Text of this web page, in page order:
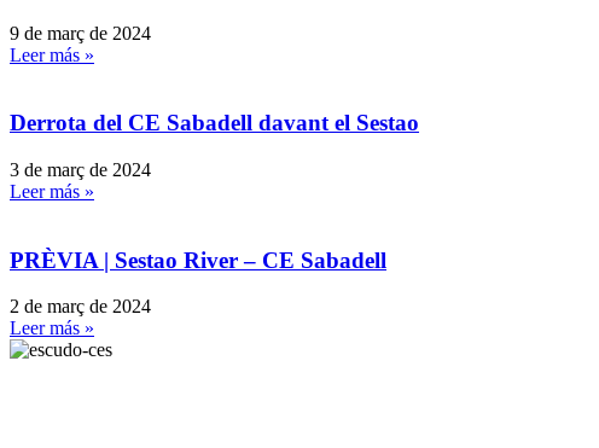
9 de març de 2024
Leer más »
Derrota del CE Sabadell davant el Sestao
3 de març de 2024
Leer más »
PRÈVIA | Sestao River – CE Sabadell
2 de març de 2024
Leer más »